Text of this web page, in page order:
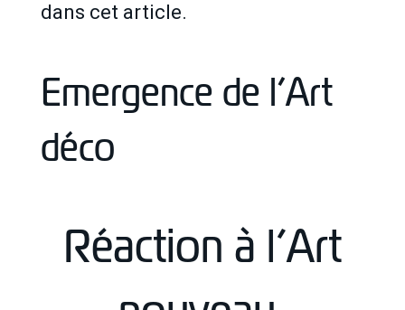
dans cet article.
Emergence de l’Art
déco
Réaction à l’Art